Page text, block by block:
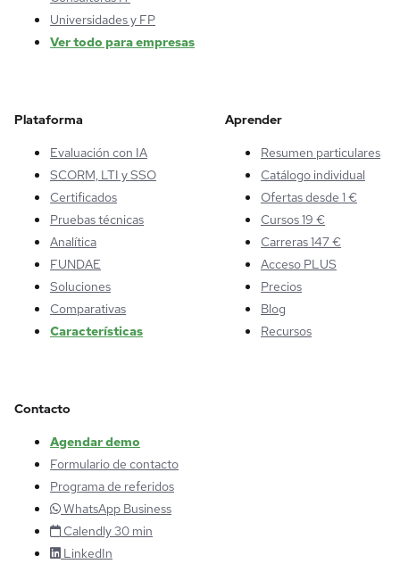
Universidades y FP
Ver todo para empresas
Plataforma
Evaluación con IA
SCORM, LTI y SSO
Certificados
Pruebas técnicas
Analítica
FUNDAE
Soluciones
Comparativas
Características
Aprender
Resumen particulares
Catálogo individual
Ofertas desde 1 €
Cursos 19 €
Carreras 147 €
Acceso PLUS
Precios
Blog
Recursos
Contacto
Agendar demo
Formulario de contacto
Programa de referidos
WhatsApp Business
Calendly 30 min
LinkedIn